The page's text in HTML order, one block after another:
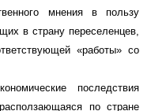
мнения в пользу
в страну переселенцев,
«работы» со
последствия
по стране